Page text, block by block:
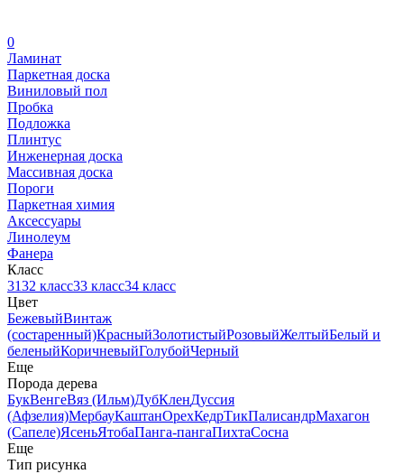
0
Ламинат
Паркетная доска
Виниловый пол
Пробка
Подложка
Плинтус
Инженерная доска
Массивная доска
Пороги
Паркетная химия
Аксессуары
Линолеум
Фанера
Класс
3132 класс33 класс34 класс
Цвет
БежевыйВинтаж
(состаренный)КрасныйЗолотистыйРозовыйЖелтыйБелый и
беленыйКоричневыйГолубойЧерный
Еще
Порода дерева
БукВенгеВяз (Ильм)ДубКленДуссия
(Афзелия)МербауКаштанОрехКедрТикПалисандрМахагон
(Сапеле)ЯсеньЯтобаПанга-пангаПихтаСосна
Еще
Тип рисунка